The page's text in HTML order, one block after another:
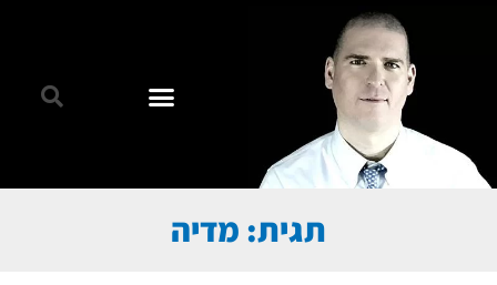
תגית: מדיה